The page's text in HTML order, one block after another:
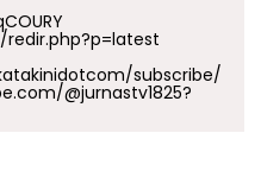
subscribe/
@jurnastv1825?